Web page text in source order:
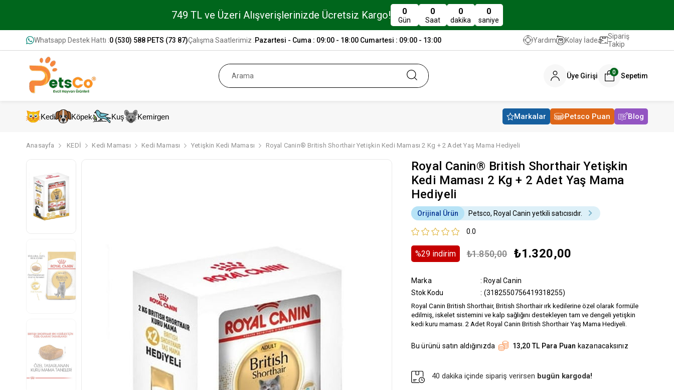
749 TL ve Üzeri Alışverişlerinizde Ücretsiz Kargo! 0
Gün
0
Saat
0
dakika
0
saniye
Whatsapp Destek Hattı :0 (530) 588 PETS (73 87)Çalışma Saatlerimiz :Pazartesi - Cuma : 09:00 - 18:00 Cumartesi : 09:00 - 13:00 Yardım Kolay İade
Sipariş
Takip
Üye Girişi Sepetim
0
Kedi Köpek Kuş Kemirgen Markalar Petsco Puan Blog
Anasayfa KEDİ Kedi Maması Kedi Maması Yetişkin Kedi Maması Royal Canin® British Shorthair Yetişkin Kedi Maması 2 Kg + 2 Adet Yaş Mama Hediyeli
Royal Canin® British Shorthair Yetişkin
Kedi Maması 2 Kg + 2 Adet Yaş Mama
Hediyeli
Orijinal Ürün Petsco, Royal Canin yetkili satıcısıdır.
0.0
%29 i̇ndirim ₺1.850,00 ₺1.320,00
Marka : Royal Canin
Stok Kodu
(3182550756419318255)
Royal Canin British Shorthair, British Shorthair ırk kedilerine özel olarak formüle
edilmiş, iskelet sistemini ve kalp sağlığını destekleyen tam ve dengeli yetişkin
kedi kuru maması. 2 Adet Royal Canin British Shorthair Yaş Mama Hediyeli.
Bu ürünü satın aldığınızda 13,20 TL Para Puan kazanacaksınız
40 dakika içinde sipariş verirsen bugün kargoda!